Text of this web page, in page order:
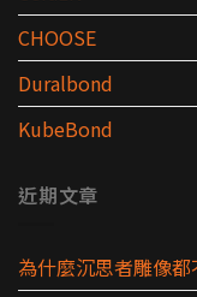
CHOOSE
Duralbond
KubeBond
近期文章
為什麼沉思者雕像